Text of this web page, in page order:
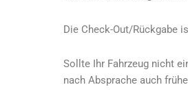
Die Check-Out/Rückgabe
Sollte Ihr Fahrzeug nicht
nach Absprache auch